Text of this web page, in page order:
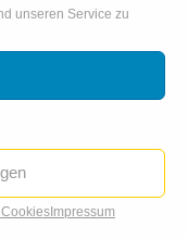
unseren Service zu
Impressum